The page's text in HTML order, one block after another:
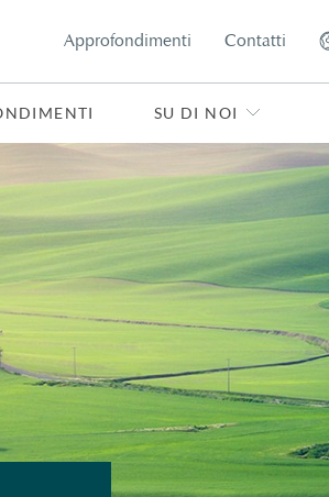
Approfondimenti Contatti
SU DI NOI